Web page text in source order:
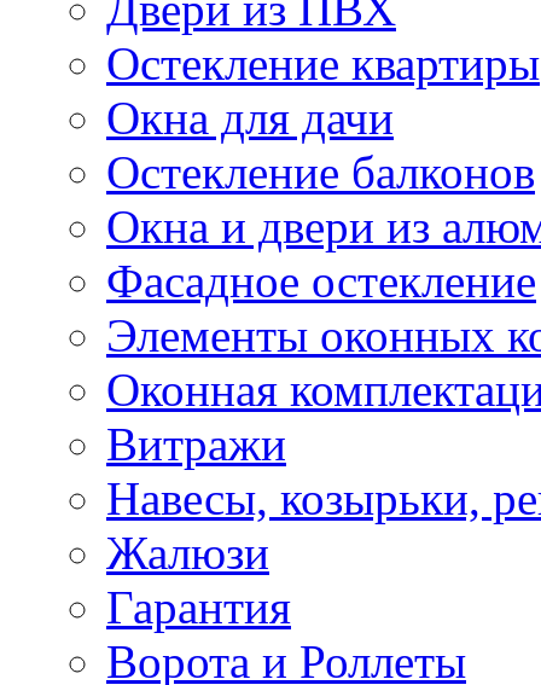
Остекление квартиры
Окна для дачи
Остекление балконов
Окна и двери из
Фасадное остекление
Элементы оконных
Оконная
Витражи
Навесы, козырьки,
Жалюзи
Гарантия
Ворота и Роллеты